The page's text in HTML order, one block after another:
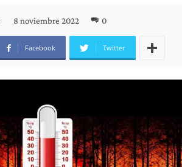
8 noviembre 2022 0
Facebook Twitter